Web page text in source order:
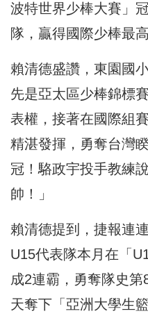
波特世界少棒大賽」
隊，贏得國際少棒最高
賴清德盛讚，東園國
先是亞太區少棒錦標
表權，接著在國際組
精湛發揮，勇奪台灣
冠！駱政宇投手教練
帥！」
賴清德提到，捷報連
U15代表隊本月在「
成2連霸，勇奪隊史
天奪下「亞洲大學生